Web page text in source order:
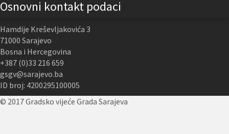
Osnovni kontakt podaci
Hamdije Kreševljakovića 3
71000 Sarajevo
Bosna i Hercegovina
+387 (0)33 216 659
gsgv@sarajevo.ba
ID broj: 4200295100005
© 2017 Gradsko vijeće Grada Sarajeva